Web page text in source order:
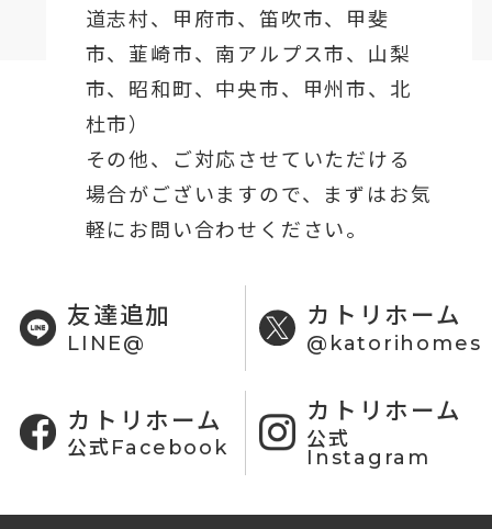
道志村、 甲府市、笛吹市、甲斐
市、韮崎市、南アルプス市、山梨
市、昭和町、中央市、甲州市、北
杜市）
その他、ご対応させていただける
場合がございますので、まずはお気
軽にお問い合わせください。
友達追加
LINE@
カトリホーム
@katorihomes
カトリホーム
公式Facebook
カトリホーム
公式
Instagram